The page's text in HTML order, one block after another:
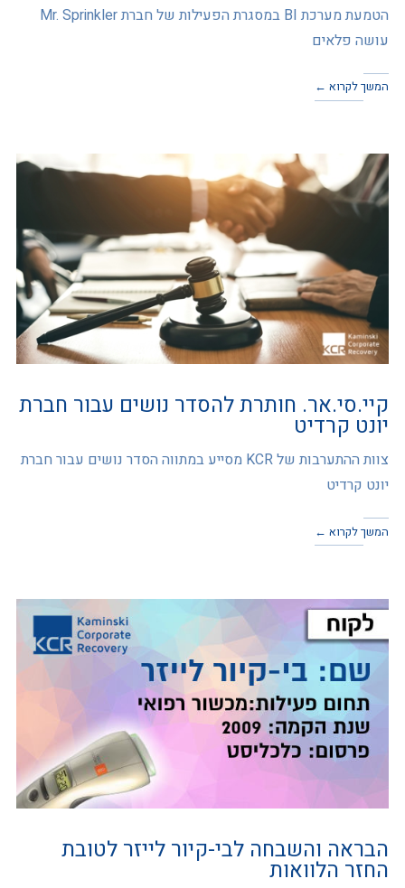
הטמעת מערכת BI במסגרת הפעילות של חברת Mr. Sprinkler
עושה פלאים
המשך לקרוא ←
קיי.סי.אר. חותרת להסדר נושים עבור חברת
יונט קרדיט
צוות ההתערבות של KCR מסייע במתווה הסדר נושים עבור חברת
יונט קרדיט
המשך לקרוא ←
הבראה והשבחה לבי-קיור לייזר לטובת
החזר הלוואות